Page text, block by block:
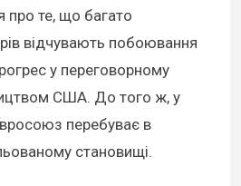
про те, що багато
відчувають побоювання
у переговорному
США. До того ж, у
перебуває в
становищі.